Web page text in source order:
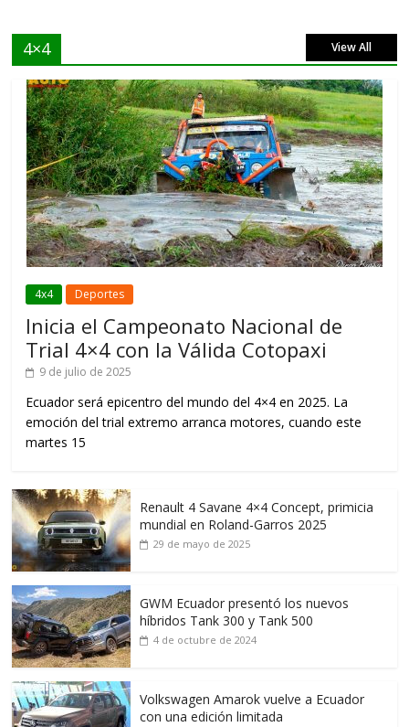
4×4 View All
4x4 Deportes
Inicia el Campeonato Nacional de
Trial 4×4 con la Válida Cotopaxi
9 de julio de 2025
Ecuador será epicentro del mundo del 4×4 en 2025. La
emoción del trial extremo arranca motores, cuando este
martes 15
Renault 4 Savane 4×4 Concept, primicia
mundial en Roland-Garros 2025
29 de mayo de 2025
GWM Ecuador presentó los nuevos
híbridos Tank 300 y Tank 500
4 de octubre de 2024
Volkswagen Amarok vuelve a Ecuador
con una edición limitada